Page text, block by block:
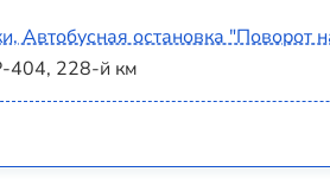
Автобусная остановка "Поворот
404, 228-й км